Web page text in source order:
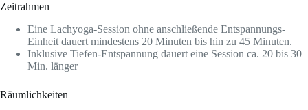
Zeitrahmen
Eine Lachyoga-Session ohne anschließende Entspannungs-
Einheit dauert mindestens 20 Minuten bis hin zu 45 Minuten.
Inklusive Tiefen-Entspannung dauert eine Session ca. 20 bis 30
Min. länger
Räumlichkeiten